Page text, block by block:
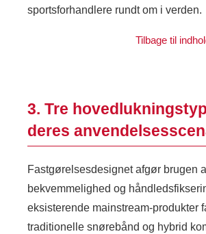
sportsforhandlere rundt om i verden.
Tilbage til
3. Tre
deres
Fastgørelsesdesignet afgør brugen
bekvemmelighed og
eksisterende mainstream-produkter
traditionelle snørebånd og hybrid